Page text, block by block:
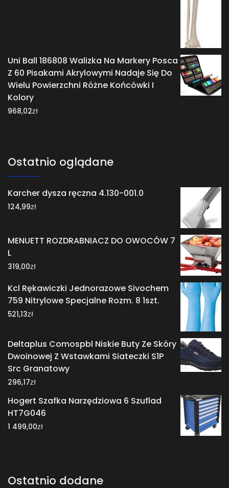
Uni Ball 186808 Walizka Na Markery Posca
Z 60 Pisakami Akrylowymi Nadaje Się Do
Wielu Powierzchni Różne Końcówki I
Kolory
968,02zł
Ostatnio oglądane
Karcher dysza ręczna 4.130-001.0
124,99zł
MENUETT ROZDRABNIACZ DO OWOCÓW 7
L
319,00zł
Kcl Rękawiczki Jednorazowe Sivochem
759 Nitrylowe Specjalne Rozm. 8 1szt.
521,13zł
Deltaplus Comospbl Niskie Buty Ze Skóry
Dwoinowej Z Wstawkami Siateczki S1P
Src Granatowy
296,17zł
Hogert Szafka Narzędziowa 6 Szuflad
HT7G046
1 499,00zł
Ostatnio dodane